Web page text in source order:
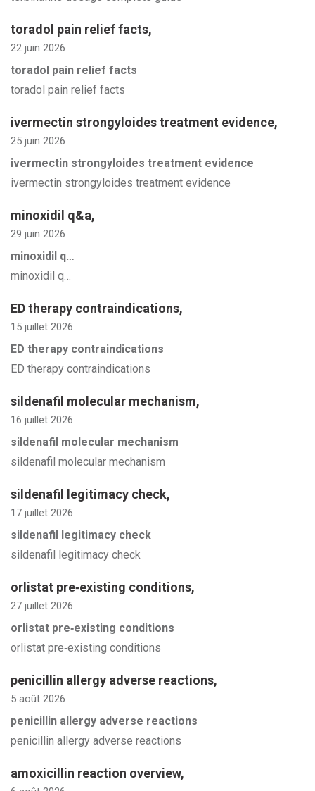
toradol pain relief facts,
22 juin 2026
toradol pain relief facts
toradol pain relief facts
ivermectin strongyloides treatment evidence,
25 juin 2026
ivermectin strongyloides treatment evidence
ivermectin strongyloides treatment evidence
minoxidil q&a,
29 juin 2026
minoxidil q…
minoxidil q…
ED therapy contraindications,
15 juillet 2026
ED therapy contraindications
ED therapy contraindications
sildenafil molecular mechanism,
16 juillet 2026
sildenafil molecular mechanism
sildenafil molecular mechanism
sildenafil legitimacy check,
17 juillet 2026
sildenafil legitimacy check
sildenafil legitimacy check
orlistat pre‑existing conditions,
27 juillet 2026
orlistat pre‑existing conditions
orlistat pre‑existing conditions
penicillin allergy adverse reactions,
5 août 2026
penicillin allergy adverse reactions
penicillin allergy adverse reactions
amoxicillin reaction overview,